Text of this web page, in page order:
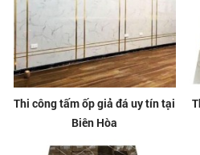
Thi công tấm ốp giả đá uy tín tại
Biên Hòa